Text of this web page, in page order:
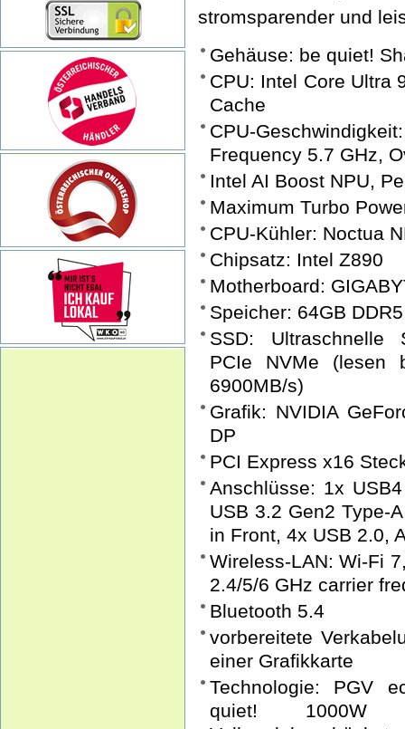
stromsparender und
Gehäuse: be quiet!
CPU: Intel Core Ultra
Cache
CPU-
Frequency 5.7 GHz,
Intel AI Boost NPU,
Maximum Turbo
CPU-Kühler: Noctua
Chipsatz: Intel Z890
Motherboard:
Speicher: 64GB
SSD:
PCIe NVMe (lesen
6900MB/s)
Grafik: NVIDIA
DP
PCI Express x16
Anschlüsse: 1x
USB 3.2 Gen2 Type-
in Front, 4x USB 2.0,
Wireless-LAN: Wi-Fi
2.4/5/6 GHz carrier
Bluetooth 5.4
vorbereitete
einer Grafikkarte
Technologie: PGV
quiet! 1000W